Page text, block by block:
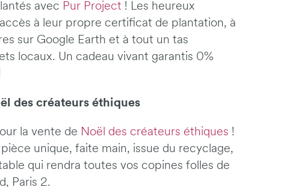
avec Pur Project ! Les heureux
à leur propre certificat de plantation, à
sur Google Earth et à tout un tas
locaux. Un cadeau vivant garantis 0%
des créateurs éthiques
la vente de Noël des créateurs éthiques !
unique, faite main, issue du recyclage,
qui rendra toutes vos copines folles de
Paris 2.